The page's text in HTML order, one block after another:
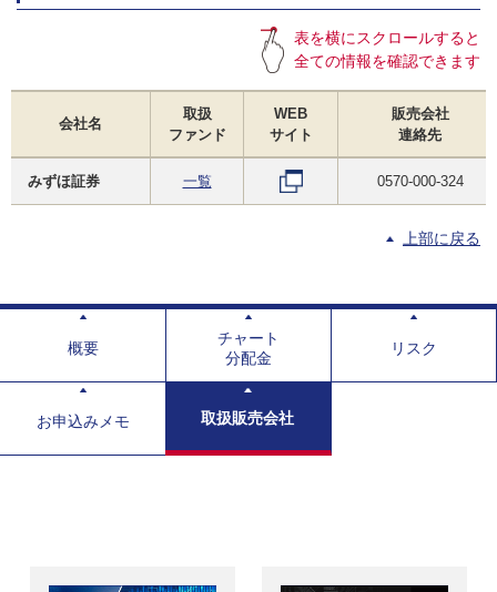
表を横にスクロールすると
全ての情報を確認できます
会社名
取扱
ファンド
WEB
サイト
販売会社
連絡先
みずほ証券 一覧 0570-000-324
上部に戻る
概要
チャート
分配金
リスク
お申込みメモ 取扱販売会社